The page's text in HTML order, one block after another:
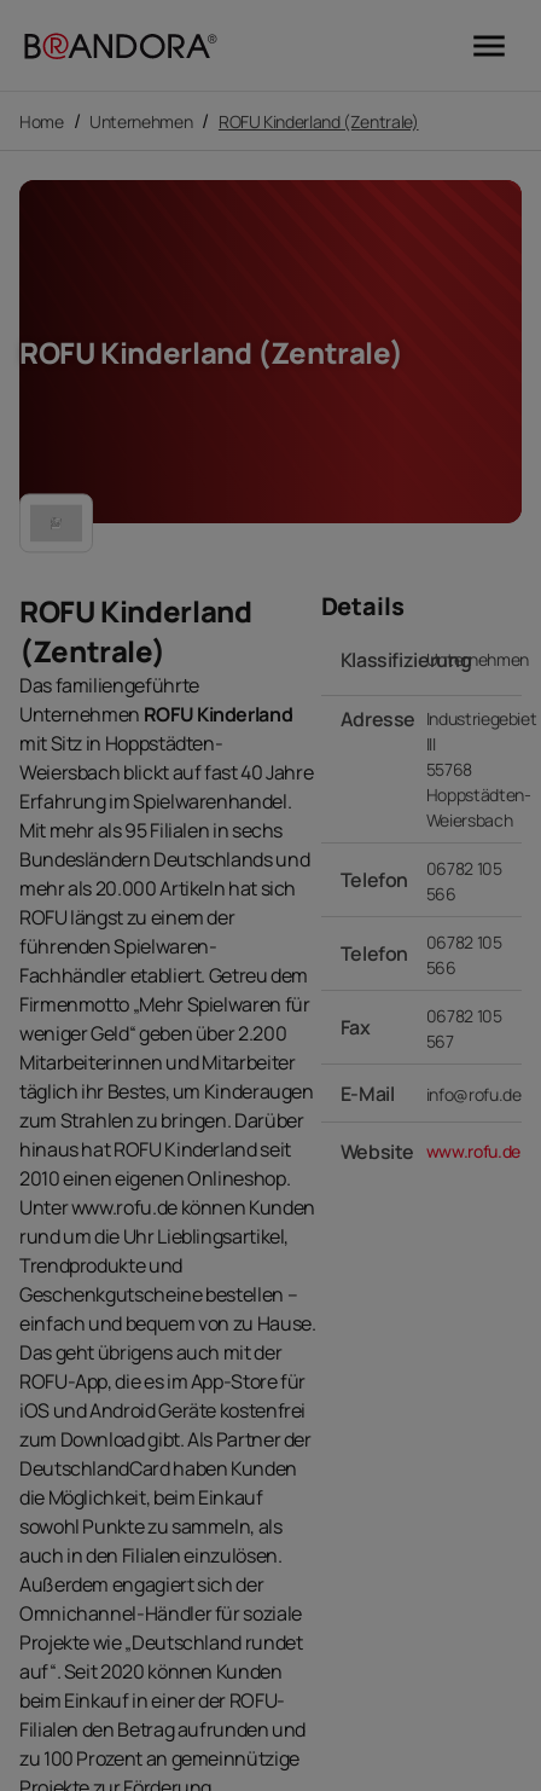
menu
Home / Unternehmen / ROFU Kinderland (Zentrale)
ROFU Kinderland (Zentrale)
ROFU Kinderland
(Zentrale)
Das familiengeführte
Unternehmen ROFU Kinderland
mit Sitz in Hoppstädten-
Weiersbach blickt auf fast 40 Jahre
Erfahrung im Spielwarenhandel.
Mit mehr als 95 Filialen in sechs
Bundesländern Deutschlands und
mehr als 20.000 Artikeln hat sich
ROFU längst zu einem der
führenden Spielwaren-
Fachhändler etabliert. Getreu dem
Firmenmotto „Mehr Spielwaren für
weniger Geld“ geben über 2.200
Mitarbeiterinnen und Mitarbeiter
täglich ihr Bestes, um Kinderaugen
zum Strahlen zu bringen. Darüber
hinaus hat ROFU Kinderland seit
2010 einen eigenen Onlineshop.
Unter www.rofu.de können Kunden
rund um die Uhr Lieblingsartikel,
Trendprodukte und
Geschenkgutscheine bestellen –
einfach und bequem von zu Hause.
Das geht übrigens auch mit der
ROFU-App, die es im App-Store für
iOS und Android Geräte kostenfrei
zum Download gibt. Als Partner der
DeutschlandCard haben Kunden
die Möglichkeit, beim Einkauf
sowohl Punkte zu sammeln, als
auch in den Filialen einzulösen.
Außerdem engagiert sich der
Omnichannel-Händler für soziale
Projekte wie „Deutschland rundet
auf“. Seit 2020 können Kunden
beim Einkauf in einer der ROFU-
Filialen den Betrag aufrunden und
zu 100 Prozent an gemeinnützige
Details
KlassifizierungUnternehmen
Adresse Industriegebiet
III
55768
Hoppstädten-
Weiersbach
Telefon
06782 105
566
Telefon
06782 105
566
Fax
06782 105
567
E-Mail info@rofu.de
Website www.rofu.de